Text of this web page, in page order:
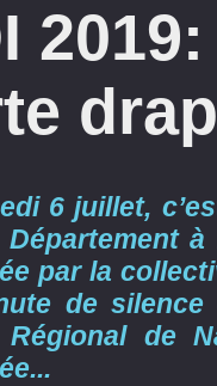
6 juillet,
à
par la
de
Régional de